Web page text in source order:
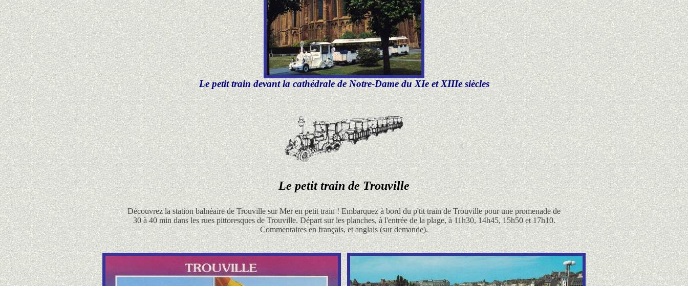
Le petit train devant la cathédrale de Notre-Dame du XIe et XIIIe siècles
Le petit train de Trouville
Découvrez la station balnéaire de Trouville sur Mer en petit train ! Embarquez à bord du p'tit train de Trouville pour une promenade de
30 à 40 min dans les rues pittoresques de Trouville. Départ sur les planches, à l'entrée de la plage, à 11h30, 14h45, 15h50 et 17h10.
Commentaires en français, et anglais (sur demande).